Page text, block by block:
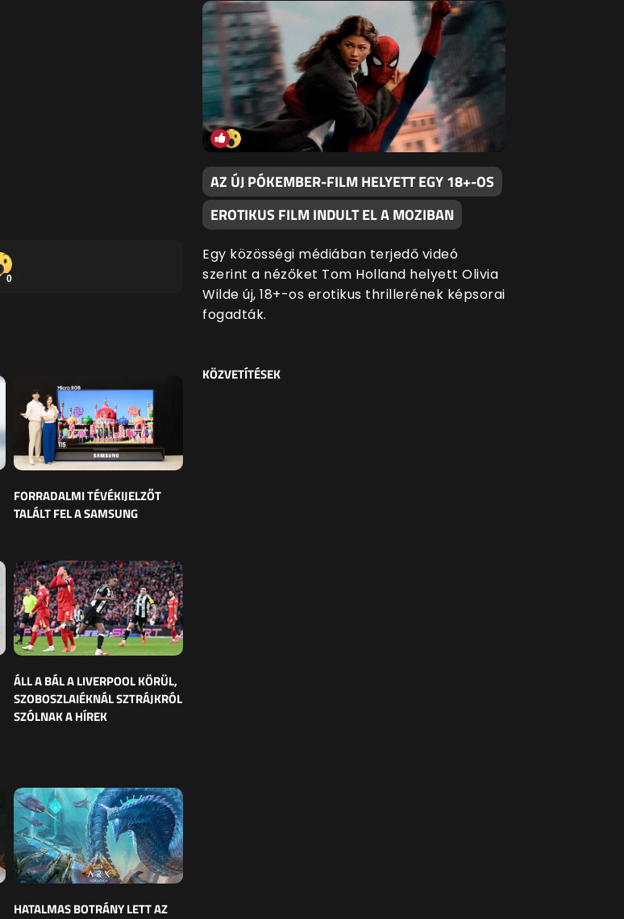
0
FORRADALMI TÉVÉKIJELZŐT
TALÁLT FEL A SAMSUNG
ÁLL A BÁL A LIVERPOOL KÖRÜL,
SZOBOSZLAIÉKNÁL SZTRÁJKRÓL
SZÓLNAK A HÍREK
HATALMAS BOTRÁNY LETT AZ
AZ ÚJ PÓKEMBER-FILM HELYETT EGY 18+-OS
EROTIKUS FILM INDULT EL A MOZIBAN
Egy közösségi médiában terjedő videó
szerint a nézőket Tom Holland helyett Olivia
Wilde új, 18+-os erotikus thrillerének képsorai
fogadták.
KÖZVETÍTÉSEK